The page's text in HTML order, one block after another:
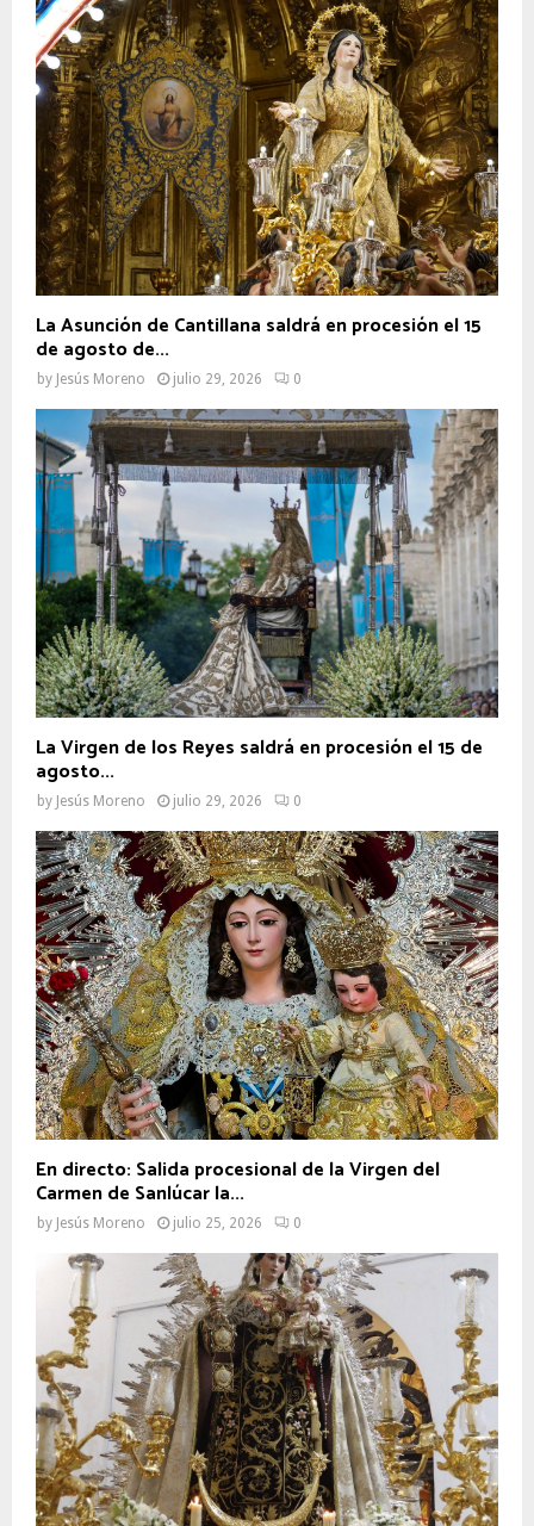
La Asunción de Cantillana saldrá en procesión el 15
de agosto de...
by Jesús Moreno julio 29, 2026 0
La Virgen de los Reyes saldrá en procesión el 15 de
agosto...
by Jesús Moreno julio 29, 2026 0
En directo: Salida procesional de la Virgen del
Carmen de Sanlúcar la...
by Jesús Moreno julio 25, 2026 0